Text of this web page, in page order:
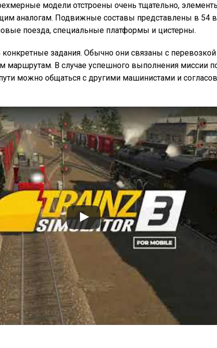
модели отстроены очень тщательно,
аналогам. Подвижные составы представлены в 54
поезда, специальные платформы и цистерны.
задания. Обычно они связаны с перевозкой
маршрутам. В случае успешного выполнения миссии
можно общаться с другими машинистами и